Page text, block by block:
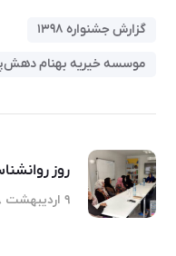
گزارش جشنواره ۱۳۹۸
موسسه خیریه بهنام
روز
۹ اردیبهشت ۱۳۹۸